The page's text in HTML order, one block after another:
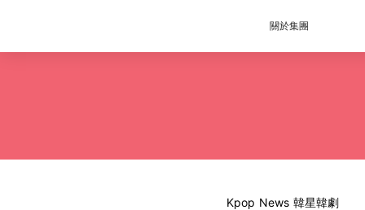
關於集團
Kpop News 韓星韓劇